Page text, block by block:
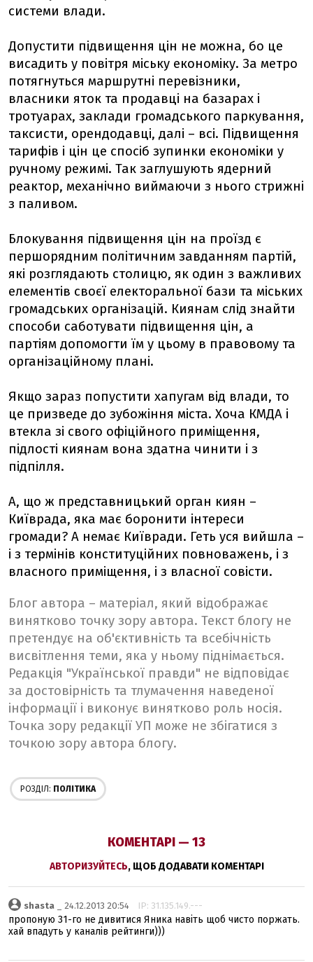
системи влади.
Допустити підвищення цін не можна, бо це
висадить у повітря міську економіку. За метро
потягнуться маршрутні перевізники,
власники яток та продавці на базарах і
тротуарах, заклади громадського паркування,
таксисти, орендодавці, далі – всі. Підвищення
тарифів і цін це спосіб зупинки економіки у
ручному режимі. Так заглушують ядерний
реактор, механічно виймаючи з нього стрижні
з паливом.
Блокування підвищення цін на проїзд є
першорядним політичним завданням партій,
які розглядають столицю, як один з важливих
елементів своєї електоральної бази та міських
громадських організацій. Киянам слід знайти
способи саботувати підвищення цін, а
партіям допомогти їм у цьому в правовому та
організаційному плані.
Якщо зараз попустити хапугам від влади, то
це призведе до зубожіння міста. Хоча КМДА і
втекла зі свого офіційного приміщення,
підлості киянам вона здатна чинити і з
підпілля.
А, що ж представницький орган киян –
Київрада, яка має боронити інтереси
громади? А немає Київради. Геть уся вийшла –
і з термінів конституційних повноважень, і з
власного приміщення, і з власної совісти.
Блог автора – матеріал, який відображає
винятково точку зору автора. Текст блогу не
претендує на об'єктивність та всебічність
висвітлення теми, яка у ньому піднімається.
Редакція "Української правди" не відповідає
за достовірність та тлумачення наведеної
інформації і виконує винятково роль носія.
Точка зору редакції УП може не збігатися з
точкою зору автора блогу.
РОЗДІЛ: ПОЛІТИКА
КОМЕНТАРІ — 13
АВТОРИЗУЙТЕСЬ, ЩОБ ДОДАВАТИ КОМЕНТАРІ
shasta _ 24.12.2013 20:54 IP: 31.135.149.---
пропоную 31-го не дивитися Яника навіть щоб чисто поржать.
хай впадуть у каналів рейтинги)))